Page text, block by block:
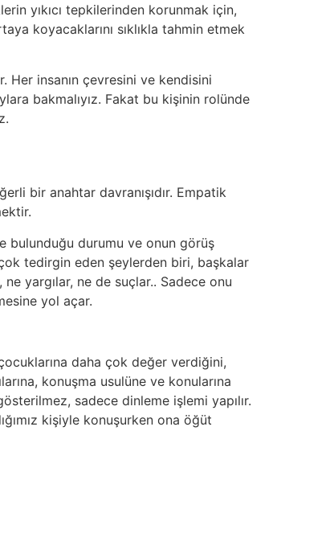
yıkıcı tepkilerinden korunmak için,
koyacaklarını sıklıkla tahmin etmek
Her insanın çevresini ve kendisini
bakmalıyız. Fakat bu kişinin rolünde
bir anahtar davranışıdır. Empatik
bulunduğu durumu ve onun görüş
tedirgin eden şeylerden biri, başkalar
yargılar, ne de suçlar.. Sadece onu
yol açar.
daha çok değer verdiğini,
konuşma usulüne ve konularına
sadece dinleme işlemi yapılır.
kişiyle konuşurken ona öğüt